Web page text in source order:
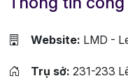
Website: LMD -
Trụ sở: 231-233